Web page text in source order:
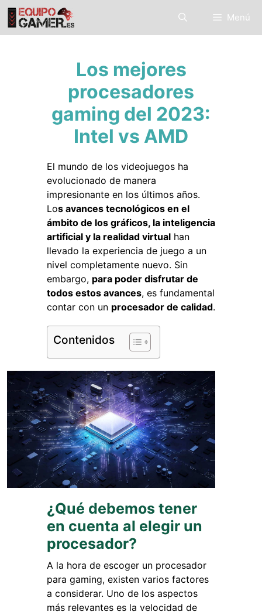
Saltar
contenido
Menú
Los mejores
procesadores
gaming del 2023:
Intel vs AMD
El mundo de los videojuegos ha
evolucionado de manera
impresionante en los últimos años.
Los avances tecnológicos en el
ámbito de los gráficos, la inteligencia
artificial y la realidad virtual han
llevado la experiencia de juego a un
nivel completamente nuevo. Sin
embargo, para poder disfrutar de
todos estos avances, es fundamental
contar con un procesador de calidad.
Contenidos
¿Qué debemos tener
en cuenta al elegir un
procesador?
A la hora de escoger un procesador
para gaming, existen varios factores
a considerar. Uno de los aspectos
más relevantes es la velocidad de